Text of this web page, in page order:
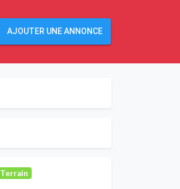
AJOUTER UNE ANNONCE
Terrain